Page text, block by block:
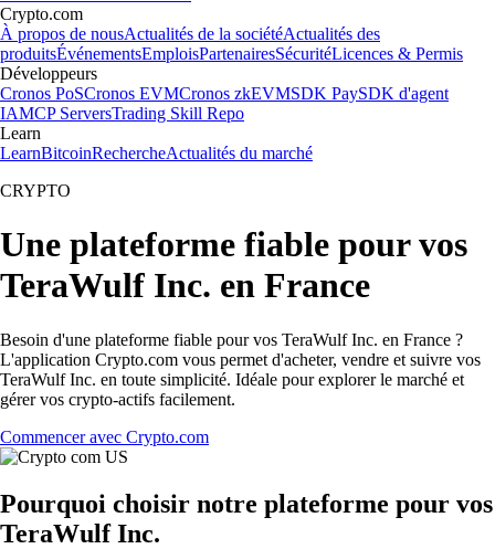
Crypto.com
À propos de nousActualités de la sociétéActualités des
produitsÉvénementsEmploisPartenairesSécuritéLicences & Permis
Développeurs
Cronos PoSCronos EVMCronos zkEVMSDK PaySDK d'agent
IAMCP ServersTrading Skill Repo
Learn
LearnBitcoinRechercheActualités du marché
CRYPTO
Une plateforme fiable pour vos
TeraWulf Inc. en France
Besoin d'une plateforme fiable pour vos TeraWulf Inc. en France ?
L'application Crypto.com vous permet d'acheter, vendre et suivre vos
TeraWulf Inc. en toute simplicité. Idéale pour explorer le marché et
gérer vos crypto-actifs facilement.
Commencer avec Crypto.com
Pourquoi choisir notre plateforme pour vos
TeraWulf Inc.